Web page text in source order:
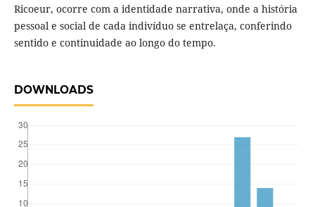
Ricoeur, ocorre com a identidade narrativa, onde a história
pessoal e social de cada indivíduo se entrelaça, conferindo
sentido e continuidade ao longo do tempo.
DOWNLOADS